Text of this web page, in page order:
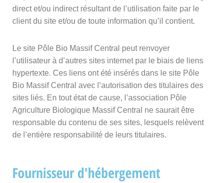
direct et/ou indirect résultant de l’utilisation faite par le
client du site et/ou de toute information qu’il contient.
Le site Pôle Bio Massif Central peut renvoyer
l’utilisateur à d’autres sites internet par le biais de liens
hypertexte. Ces liens ont été insérés dans le site Pôle
Bio Massif Central avec l’autorisation des titulaires des
sites liés. En tout état de cause, l’association Pôle
Agriculture Biologique Massif Central ne saurait être
responsable du contenu de ses sites, lesquels relèvent
de l’entière responsabilité de leurs titulaires.
Fournisseur d'hébergement